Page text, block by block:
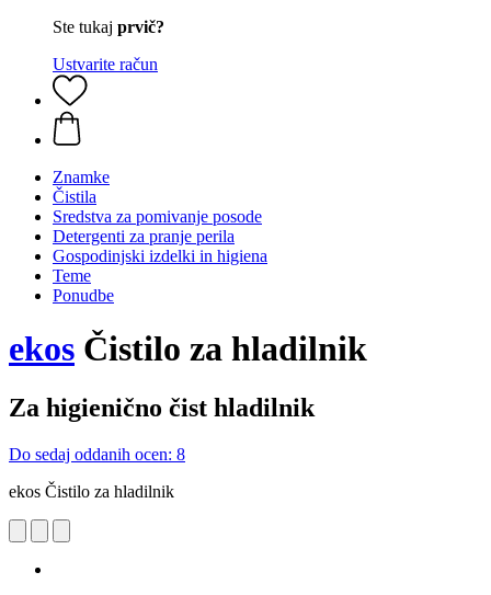
Ste tukaj prvič?
Ustvarite račun
Znamke
Čistila
Sredstva za pomivanje posode
Detergenti za pranje perila
Gospodinjski izdelki in higiena
Teme
Ponudbe
ekos Čistilo za hladilnik
Za higienično čist hladilnik
Do sedaj oddanih ocen: 8
ekos Čistilo za hladilnik